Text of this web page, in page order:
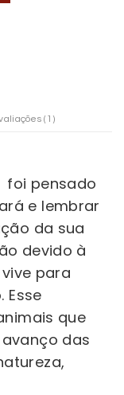
(1)
foi pensado
e lembrar
da sua
devido à
para
Esse
que
das